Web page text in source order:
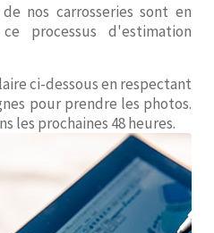
nos carrosseries sont en
processus d'estimation
ci-dessous en respectant
pour prendre les photos.
les prochaines 48 heures.